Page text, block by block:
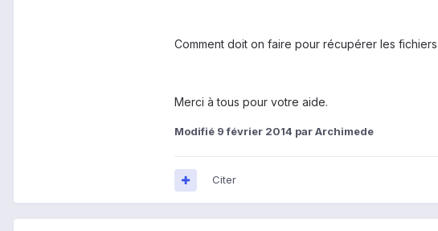
Comment doit on faire pour récupérer les
Merci à tous pour votre aide.
Modifié 9 février 2014 par Archimede
Citer